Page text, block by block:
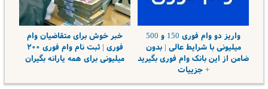
واریز دو وام فوری 150 و 500
میلیونی با شرایط عالی | بدون
ضامن از این بانک وام فوری بگیرید
+ جزییات
خبر خوش برای متقاضیان وام
فوری | ثبت نام وام فوری ۲۰۰
میلیونی برای همه یارانه بگیران